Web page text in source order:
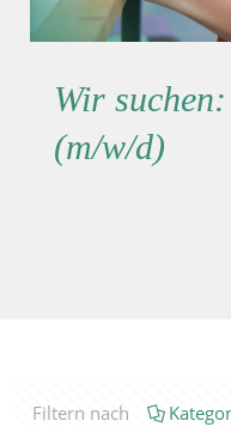
Wir
(m/w/d)
Filtern nach